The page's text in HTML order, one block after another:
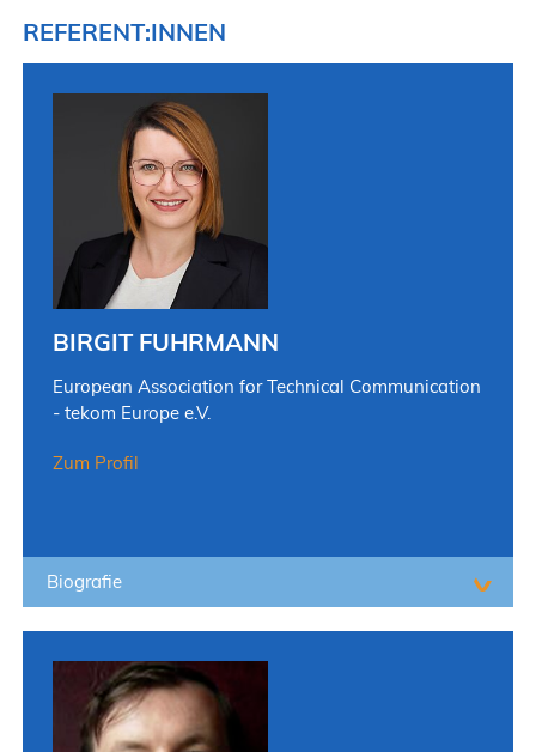
REFERENT:INNEN
BIRGIT FUHRMANN
European Association for Technical Communication
- tekom Europe e.V.
Zum Profil
Biografie